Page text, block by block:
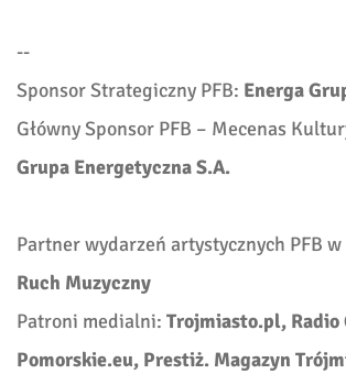
--
Sponsor Strategiczny PFB: Energa
Główny Sponsor PFB – Mecenas
Grupa Energetyczna S.A.
Partner wydarzeń artystycznych PFB
Ruch Muzyczny
Patroni medialni:Trojmiasto.pl, Radio
Pomorskie.eu, Prestiż. Magazyn